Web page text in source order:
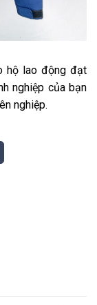
hộ lao động đạt
nghiệp của bạn
nghiệp.